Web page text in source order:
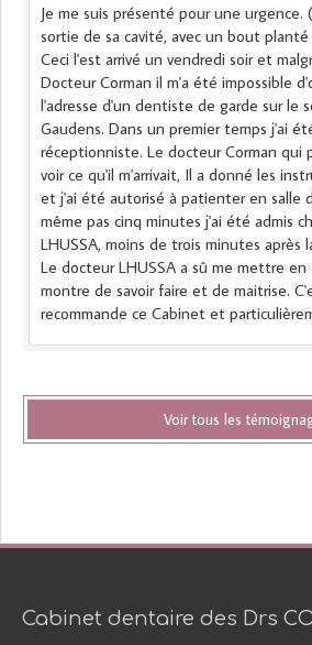
Je me suis présenté pour une urgence.
sortie de sa cavité, avec un bout planté
Ceci l'est arrivé un vendredi soir et
Docteur Corman il m'a été impossible
l'adresse d'un dentiste de garde sur le
Gaudens. Dans un premier temps j'ai
réceptionniste. Le docteur Corman qui
voir ce qu'il m'arrivait, Il a donné les
et j'ai été autorisé à patienter en salle
même pas cinq minutes j'ai été admis
LHUSSA, moins de trois minutes
Le docteur LHUSSA a sû me mettre
montre de savoir faire et de maitrise.
recommande ce Cabinet et
Voir tous les
Cabinet dentaire des Drs